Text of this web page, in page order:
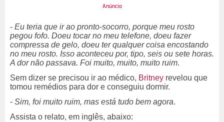
- Eu teria que ir ao pronto-socorro, porque meu rosto
pegou fofo. Doeu tocar no meu telefone, doeu fazer
compressa de gelo, doeu ter qualquer coisa encostando
no meu rosto. Isso aconteceu por, tipo, seis ou sete horas.
A dor não passava. Foi muito, muito, muito ruim.
Sem dizer se precisou ir ao médico, Britney revelou que
tomou remédios para dor e conseguiu dormir.
- Sim, foi muito ruim, mas está tudo bem agora.
Assista o relato, em inglês, abaixo: